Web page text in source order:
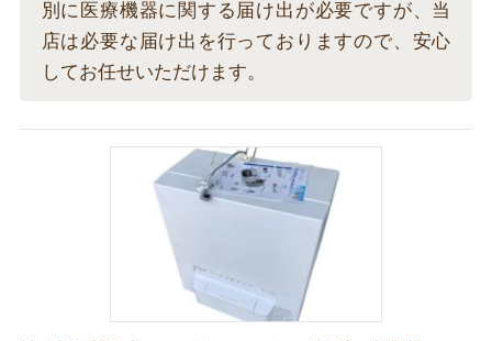
別に医療機器に関する届け出が必要ですが、当
店は必要な届け出を行っておりますので、安心
してお任せいただけます。